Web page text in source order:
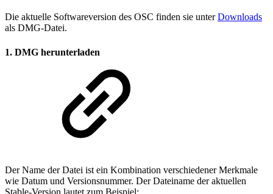
Die aktuelle Softwareversion des OSC finden sie unterDownloads
als DMG-Datei.
1. DMG herunterladen
Der Name der Datei ist ein Kombination verschiedener Merkmale
wie Datum und Versionsnummer. Der Dateiname der aktuellen
Stable-Version lautet zum Beispiel: